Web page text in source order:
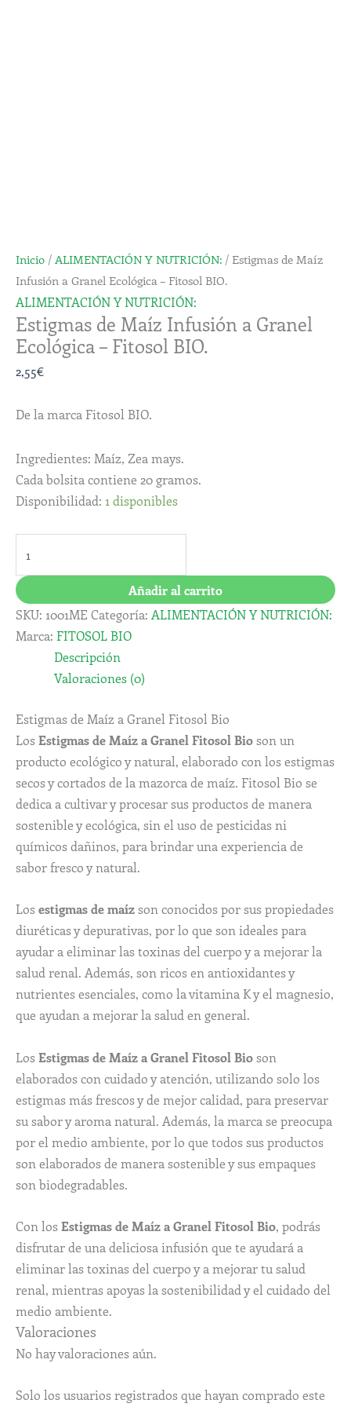
Inicio / ALIMENTACIÓN Y NUTRICIÓN: / Estigmas de Maíz
Infusión a Granel Ecológica – Fitosol BIO.
ALIMENTACIÓN Y NUTRICIÓN:
Estigmas de Maíz Infusión a Granel
Ecológica – Fitosol BIO.
2,55€
De la marca Fitosol BIO.
Ingredientes: Maíz, Zea mays.
Cada bolsita contiene 20 gramos.
Disponibilidad: 1 disponibles
Añadir al carrito
SKU: 1001ME Categoría: ALIMENTACIÓN Y NUTRICIÓN:
Marca: FITOSOL BIO
Descripción
Valoraciones (0)
Estigmas de Maíz a Granel Fitosol Bio
LosEstigmas de Maíz a Granel Fitosol Bioson un
producto ecológico y natural, elaborado con los estigmas
secos y cortados de la mazorca de maíz. Fitosol Bio se
dedica a cultivar y procesar sus productos de manera
sostenible y ecológica, sin el uso de pesticidas ni
químicos dañinos, para brindar una experiencia de
sabor fresco y natural.
Losestigmas de maízson conocidos por sus propiedades
diuréticas y depurativas, por lo que son ideales para
ayudar a eliminar las toxinas del cuerpo y a mejorar la
salud renal. Además, son ricos en antioxidantes y
nutrientes esenciales, como la vitamina K y el magnesio,
que ayudan a mejorar la salud en general.
LosEstigmas de Maíz a Granel Fitosol Bioson
elaborados con cuidado y atención, utilizando solo los
estigmas más frescos y de mejor calidad, para preservar
su sabor y aroma natural. Además, la marca se preocupa
por el medio ambiente, por lo que todos sus productos
son elaborados de manera sostenible y sus empaques
son biodegradables.
Con losEstigmas de Maíz a Granel Fitosol Bio, podrás
disfrutar de una deliciosa infusión que te ayudará a
eliminar las toxinas del cuerpo y a mejorar tu salud
renal, mientras apoyas la sostenibilidad y el cuidado del
medio ambiente.
Valoraciones
No hay valoraciones aún.
Solo los usuarios registrados que hayan comprado este